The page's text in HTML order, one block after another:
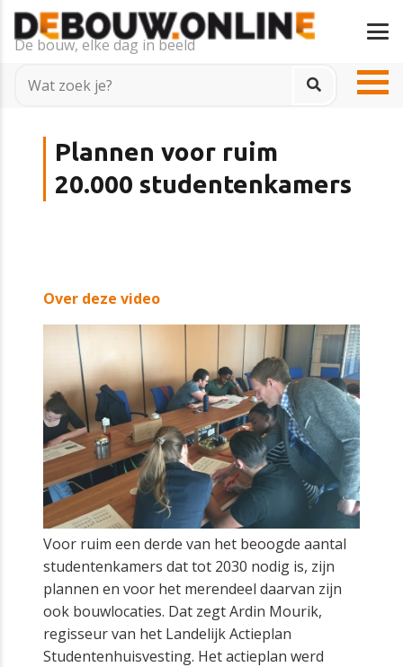
De bouw, elke dag in beeld
Plannen voor ruim
20.000 studentenkamers
Over deze video
Voor ruim een derde van het beoogde aantal
studentenkamers dat tot 2030 nodig is, zijn
plannen en voor het merendeel daarvan zijn
ook bouwlocaties. Dat zegt Ardin Mourik,
regisseur van het Landelijk Actieplan
Studentenhuisvesting. Het actieplan werd